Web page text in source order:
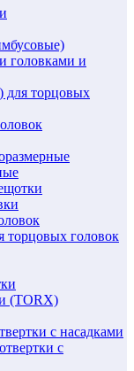
головками и
для торцовых
головок
(TORX)
с насадками
с